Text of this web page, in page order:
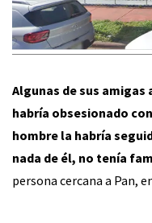
Algunas de sus
habría obsesionado
hombre la habría
nada de él, no tenía
persona cercana a Pan,